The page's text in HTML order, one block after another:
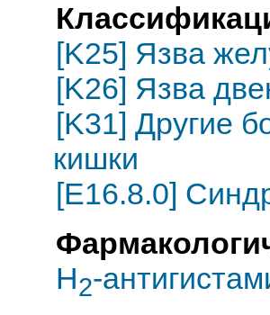
[K25] Язва
[K26] Язва
[K31] Другие
кишки
[E16.8.0]
H2-